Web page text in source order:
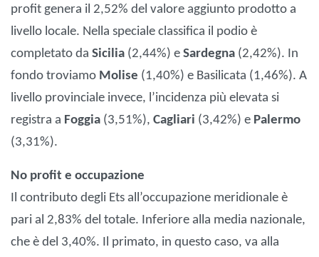
profit genera il 2,52% del valore aggiunto prodotto a
livello locale. Nella speciale classifica il podio è
completato da Sicilia (2,44%) e Sardegna (2,42%). In
fondo troviamo Molise (1,40%) e Basilicata (1,46%). A
livello provinciale invece, l’incidenza più elevata si
registra a Foggia (3,51%), Cagliari (3,42%) e Palermo
(3,31%).
No profit e occupazione
Il contributo degli Ets all’occupazione meridionale è
pari al 2,83% del totale. Inferiore alla media nazionale,
che è del 3,40%. Il primato, in questo caso, va alla